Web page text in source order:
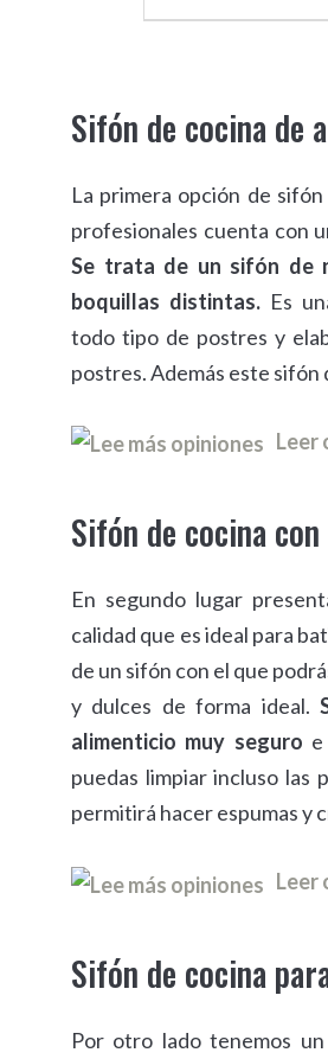
Sifón de cocina de
La primera opción de
profesionales cuenta con
Se trata de un sifón de
boquillas distintas. Es
todo tipo de postres y
postres. Además este sifón
Leer
Sifón de cocina
En segundo lugar
calidad que es ideal para
de un sifón con el que
y dulces de forma ideal.
alimenticio muy seguro
puedas limpiar incluso las
permitirá hacer espumas y
Leer
Sifón de cocina
Por otro lado tenemos